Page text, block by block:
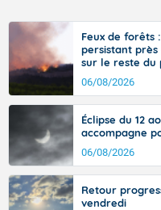
Feux de forêts
persistant
sur le reste du
06/08/2026
Éclipse du 12
accompagne
06/08/2026
Retour
vendredi